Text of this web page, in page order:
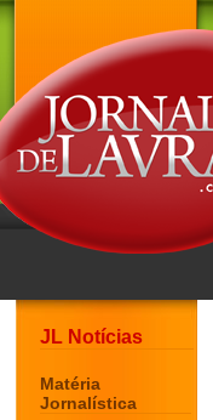
JL Notícias
Matéria
Jornalística